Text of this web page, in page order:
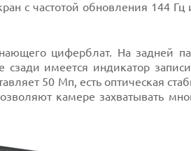
с частотой обновления 144 Гц
циферблат. На задней
сзади имеется индикатор
50 Мп, есть оптическая
камере захватывать